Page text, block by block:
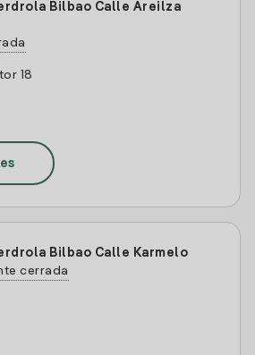
Bilbao Calle Areilza
18
Bilbao Calle Karmelo
cerrada